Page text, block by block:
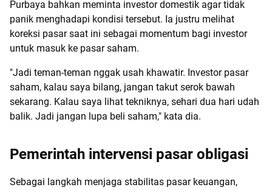
Purbaya bahkan meminta investor domestik agar tidak
panik menghadapi kondisi tersebut. Ia justru melihat
koreksi pasar saat ini sebagai momentum bagi investor
untuk masuk ke pasar saham.
"Jadi teman-teman nggak usah khawatir. Investor pasar
saham, kalau saya bilang, jangan takut serok bawah
sekarang. Kalau saya lihat tekniknya, sehari dua hari udah
balik. Jadi jangan lupa beli saham," kata dia.
Pemerintah intervensi pasar obligasi
Sebagai langkah menjaga stabilitas pasar keuangan,